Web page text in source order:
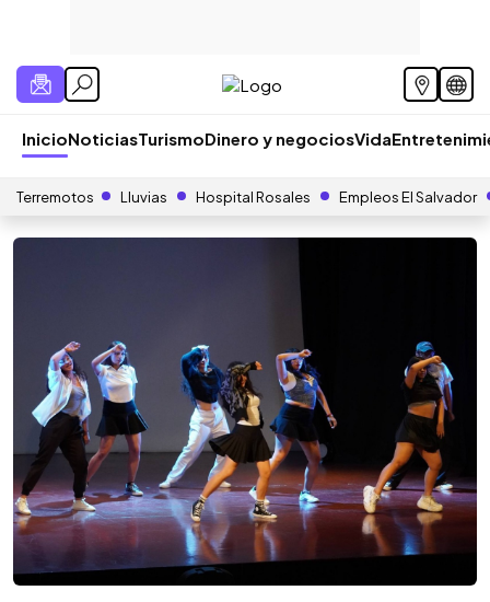
InicioNoticiasTurismoDinero y negociosVida
Terremotos Lluvias Hospital Rosales Empleos El Salvador